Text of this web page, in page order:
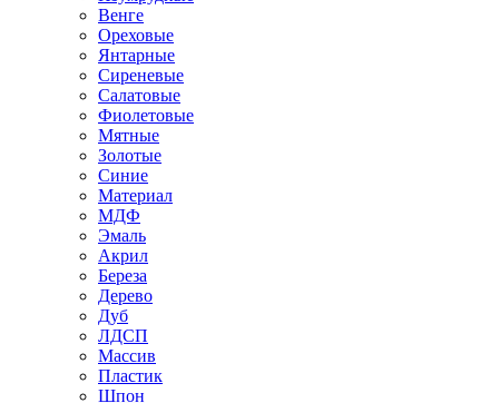
Венге
Ореховые
Янтарные
Сиреневые
Салатовые
Фиолетовые
Мятные
Золотые
Синие
Материал
МДФ
Эмаль
Акрил
Береза
Дерево
Дуб
ЛДСП
Массив
Пластик
Шпон